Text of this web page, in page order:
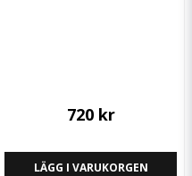
720 kr
LÄGG I VARUKORGEN